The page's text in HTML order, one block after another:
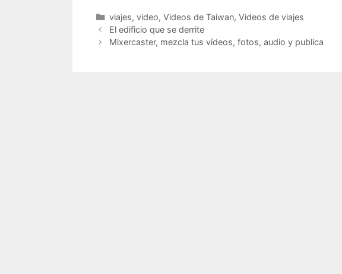
AppleTVs, usad iTunes: Y…
Categorías
viajes, video, Videos de Taiwan, Videos de viajes
El edificio que se derrite
Mixercaster, mezcla tus vídeos, fotos, audio y publica